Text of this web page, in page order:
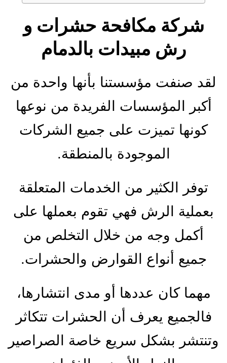
شركة مكافحة حشرات و
رش مبيدات بالدمام
لقد صنفت مؤسستنا بأنها واحدة من
أكبر المؤسسات الفريدة من نوعها
كونها تميزت على جميع الشركات
الموجودة بالمنطقة.
توفر الكثير من الخدمات المتعلقة
بعملية الرش فهي تقوم بعملها على
أكمل وجه من خلال التخلص من
جميع أنواع القوارض والحشرات.
مهما كان عددها أو مدى انتشارها،
فالجميع يعرف أن الحشرات تتكاثر
وتنتشر بشكل سريع خاصة الصراصير